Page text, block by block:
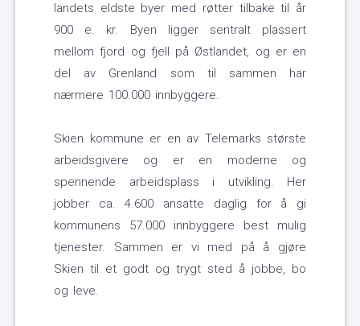
landets eldste byer med røtter tilbake til år
900 e. kr. Byen ligger sentralt plassert
mellom fjord og fjell på Østlandet, og er en
del av Grenland som til sammen har
nærmere 100.000 innbyggere.
Skien kommune er en av Telemarks største
arbeidsgivere og er en moderne og
spennende arbeidsplass i utvikling. Her
jobber ca. 4.600 ansatte daglig for å gi
kommunens 57.000 innbyggere best mulig
tjenester. Sammen er vi med på å gjøre
Skien til et godt og trygt sted å jobbe, bo
og leve.